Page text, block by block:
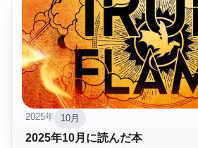
2025年 10月
2025年10月に読んだ本